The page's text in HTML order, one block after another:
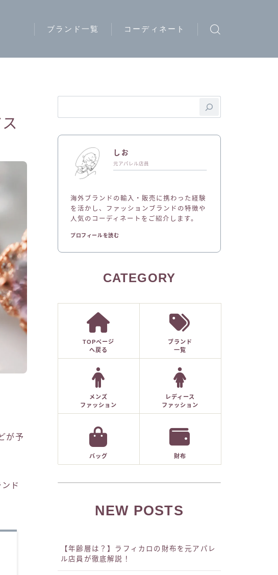
ブランド一覧
モード系ブランド
ハイブランド
レディースブランド
カジュアルブランド
ワークウェアブランド
コーディネート
が予
ド
しお
元アパレル店員
海外ブランドの輸入・販売に携わった経験
を活かし、ファッションブランドの特徴や
人気のコーディネートをご紹介します。
プロフィールを読む
CATEGORY
TOPページ
へ戻る
ブランド
一覧
メンズ
ファッション
レディース
ファッション
バッグ 財布
NEW POSTS
【年齢層は？】ラフィカロの財布を元アパレ
ル店員が徹底解説！